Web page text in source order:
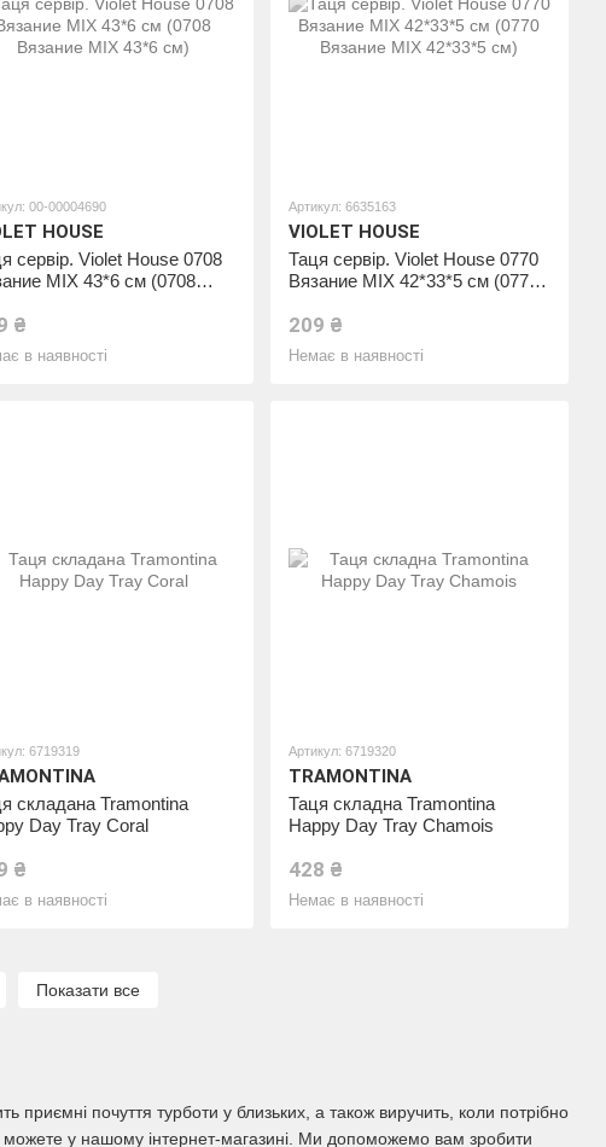
почуття турботи у близьких, а також виручить, коли потрібно
можете у нашому інтернет-магазині. Ми допоможемо вам зробити
00-00004690
HOUSE
сервір. Violet House 0708
MIX 43*6 см (0708
₴
в наявності
Артикул: 6635163
VIOLET HOUSE
Таця сервір. Violet House 0770
Вязание MIX 42*33*5 см (0770
209 ₴
Немає в наявності
6719319
складана Tramontina
Day Tray Coral
₴
в наявності
Артикул: 6719320
TRAMONTINA
Таця складна Tramontina
Happy Day Tray Chamois
428 ₴
Немає в наявності
Показати все